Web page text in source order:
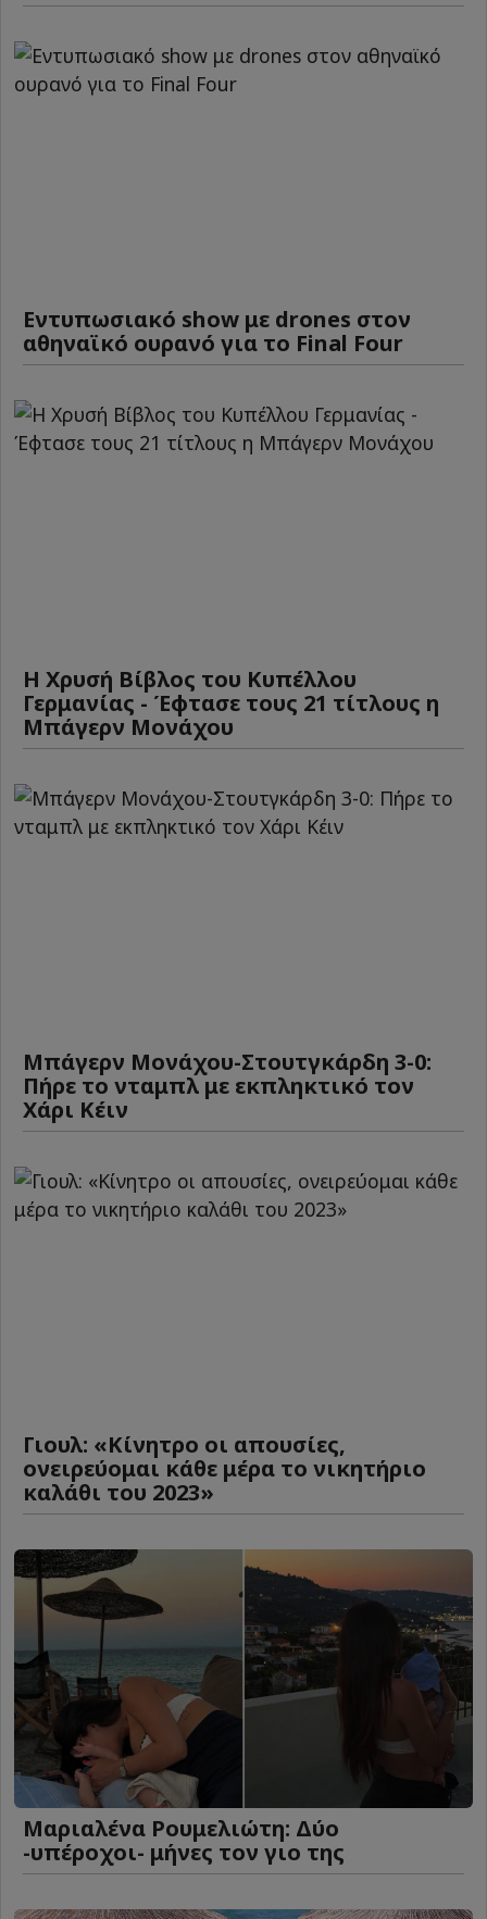
Εντυπωσιακό show με drones στον
αθηναϊκό ουρανό για το Final Four
Η Χρυσή Βίβλος του Κυπέλλου
Γερμανίας - Έφτασε τους 21 τίτλους η
Μπάγερν Μονάχου
Μπάγερν Μονάχου-Στουτγκάρδη 3-0:
Πήρε το νταμπλ με εκπληκτικό τον
Χάρι Κέιν
Γιουλ: «Κίνητρο οι απουσίες,
ονειρεύομαι κάθε μέρα το νικητήριο
καλάθι του 2023»
Μαριαλένα Ρουμελιώτη: Δύο
-υπέροχοι- μήνες τον γιο της